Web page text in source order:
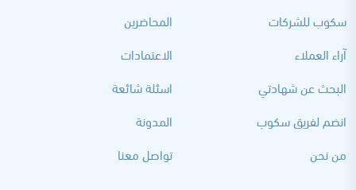
سكوب للشركات
المحاضرين
آراء العملاء
الاعتمادات
البحث عن شهادتي
اسئلة شائعة
انضم لفريق سكوب
المدونة
من نحن
تواصل معنا